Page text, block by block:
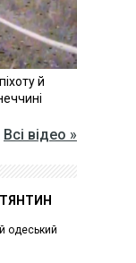
й
Всі відео »
одеський